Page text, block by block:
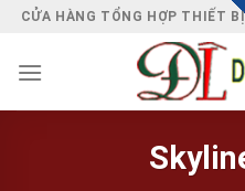
Chuyển
nội
CỬA HÀNG TỔNG HỢP THIẾT